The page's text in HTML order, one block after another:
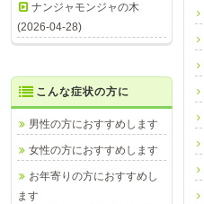
ナンジャモンジャの木
(2026-04-28)
こんな症状の方に
男性の方におすすめします
女性の方におすすめします
お年寄りの方におすすめし
ます